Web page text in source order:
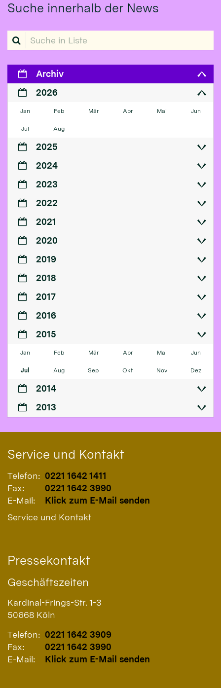
Suche innerhalb der News
Suche in Liste
Archiv
2026
Jan Feb Mär Apr Mai Jun
Jul Aug
2025
2024
2023
2022
2021
2020
2019
2018
2017
2016
2015
Jan Feb Mär Apr Mai Jun
Jul Aug Sep Okt Nov Dez
2014
2013
Service und Kontakt
Telefon: 0221 1642 1411
Fax:
0221 1642 3990
E-Mail:
Klick zum E-Mail senden
Service und Kontakt
Pressekontakt
Geschäftszeiten
Kardinal-Frings-Str. 1-3
50668 Köln
Telefon: 0221 1642 3909
Fax:
0221 1642 3990
E-Mail:
Klick zum E-Mail senden